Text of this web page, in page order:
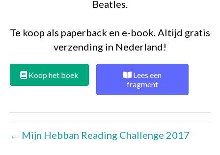
Beatles.
Te koop als paperback en e-book. Altijd gratis
verzending in Nederland!
Koop het boek
Lees een
fragment
← Mijn Hebban Reading Challenge 2017